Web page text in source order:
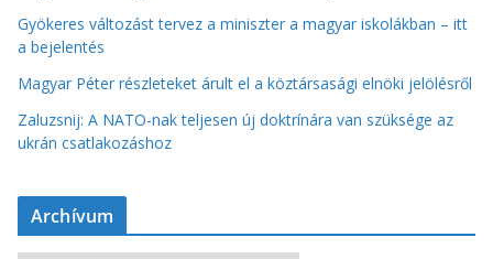
Gyökeres változást tervez a miniszter a magyar iskolákban – itt
a bejelentés
Magyar Péter részleteket árult el a köztársasági elnöki jelölésről
Zaluzsnij: A NATO-nak teljesen új doktrínára van szüksége az
ukrán csatlakozáshoz
Archívum